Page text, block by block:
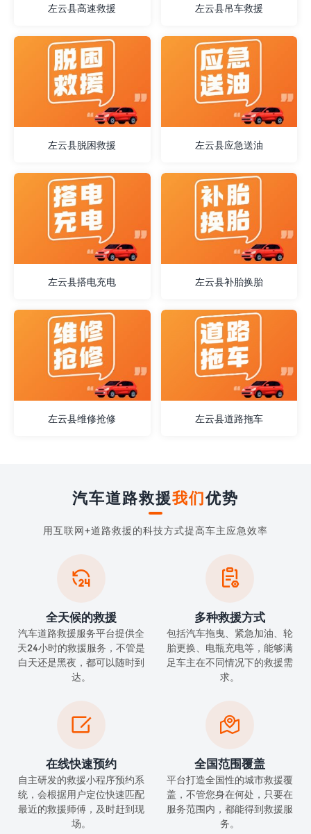
左云县高速救援 左云县吊车救援
左云县脱困救援 左云县应急送油
左云县搭电充电 左云县补胎换胎
左云县维修抢修 左云县道路拖车
汽车道路救援我们优势
用互联网+道路救援的科技方式提高车主应急效率

全天候的救援
汽车道路救援服务平台提供全
天24小时的救援服务，不管是
白天还是黑夜，都可以随时到
达。

多种救援方式
包括汽车拖曳、紧急加油、轮
胎更换、电瓶充电等，能够满
足车主在不同情况下的救援需
求。

在线快速预约
自主研发的救援小程序预约系
统，会根据用户定位快速匹配
最近的救援师傅，及时赶到现
场。

全国范围覆盖
平台打造全国性的城市救援覆
盖，不管您身在何处，只要在
服务范围内，都能得到救援服
务。